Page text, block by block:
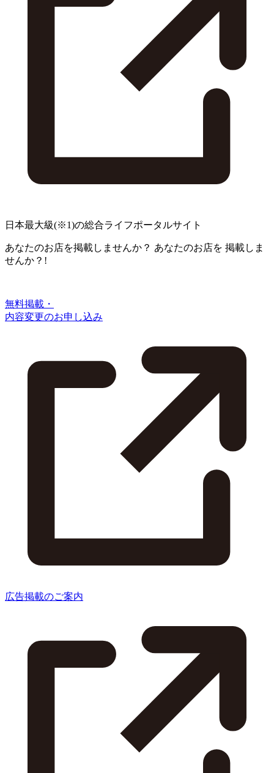
日本最大級(※1)の総合ライフポータルサイト
あなたのお店を掲載しませんか？ あなたのお店を 掲載しま
せんか？!
無料掲載・
内容変更のお申し込み
広告掲載のご案内